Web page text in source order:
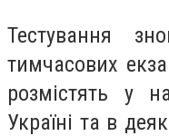
Тестування
тимчасових
розмістять у
Україні та в